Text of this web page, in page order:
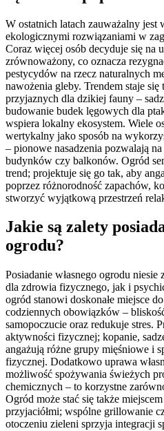
W ostatnich latach zauważalny jest
ekologicznymi rozwiązaniami w
Coraz więcej osób decyduje się na
zrównoważony, co oznacza
pestycydów na rzecz naturalnych
nawożenia gleby. Trendem staje
przyjaznych dla dzikiej fauny –
budowanie budek lęgowych dla
wspiera lokalny ekosystem. Wiele
wertykalny jako sposób na
– pionowe nasadzenia pozwalają
budynków czy balkonów. Ogród
trend; projektuje się go tak, aby
poprzez różnorodność zapachów,
stworzyć wyjątkową przestrzeń
Jakie są zalety
ogrodu?
Posiadanie własnego ogrodu
dla zdrowia fizycznego, jak i
ogród stanowi doskonałe miejsce
codziennych obowiązków –
samopoczucie oraz redukuje stres.
aktywności fizycznej; kopanie,
angażują różne grupy mięśniowe i
fizycznej. Dodatkowo uprawa
możliwość spożywania świeżych
chemicznych – to korzystne
Ogród może stać się także
przyjaciółmi; wspólne grillowanie
otoczeniu zieleni sprzyja integracji